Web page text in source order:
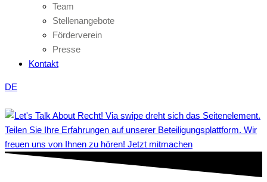
Team
Stellenangebote
Förderverein
Presse
Kontakt
DE
Teilen Sie Ihre Erfahrungen auf unserer Beteiligungsplattform. Wir
freuen uns von Ihnen zu hören! Jetzt mitmachen